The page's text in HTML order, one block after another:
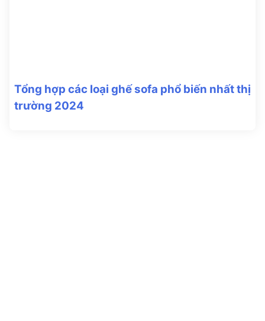
Tổng hợp các loại ghế sofa phổ biến nhất thị
trường 2024